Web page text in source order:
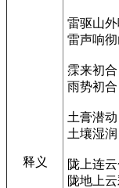
释义
雷驱山外
雷声响彻
霂来初合
雨势初合
土膏潜动
土壤湿
陇上连
陇地上